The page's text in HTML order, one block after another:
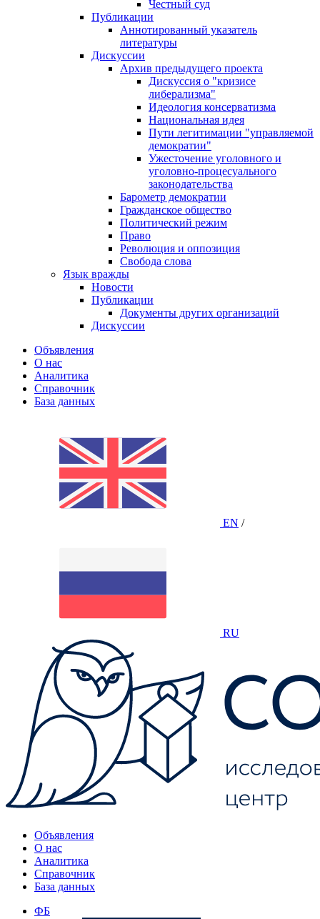
Честный суд
Публикации
Аннотированный указатель
литературы
Дискуссии
Архив предыдущего проекта
Дискуссия о "кризисе
либерализма"
Идеология консерватизма
Национальная идея
Пути легитимации "управляемой
демократии"
Ужесточение уголовного и
уголовно-процесуального
законодательства
Барометр демократии
Гражданское общество
Политический режим
Право
Революция и оппозиция
Свобода слова
Язык вражды
Новости
Публикации
Документы других организаций
Дискуссии
Объявления
О нас
Аналитика
Справочник
База данных
EN /
RU
Объявления
О нас
Аналитика
Справочник
База данных
ФБ